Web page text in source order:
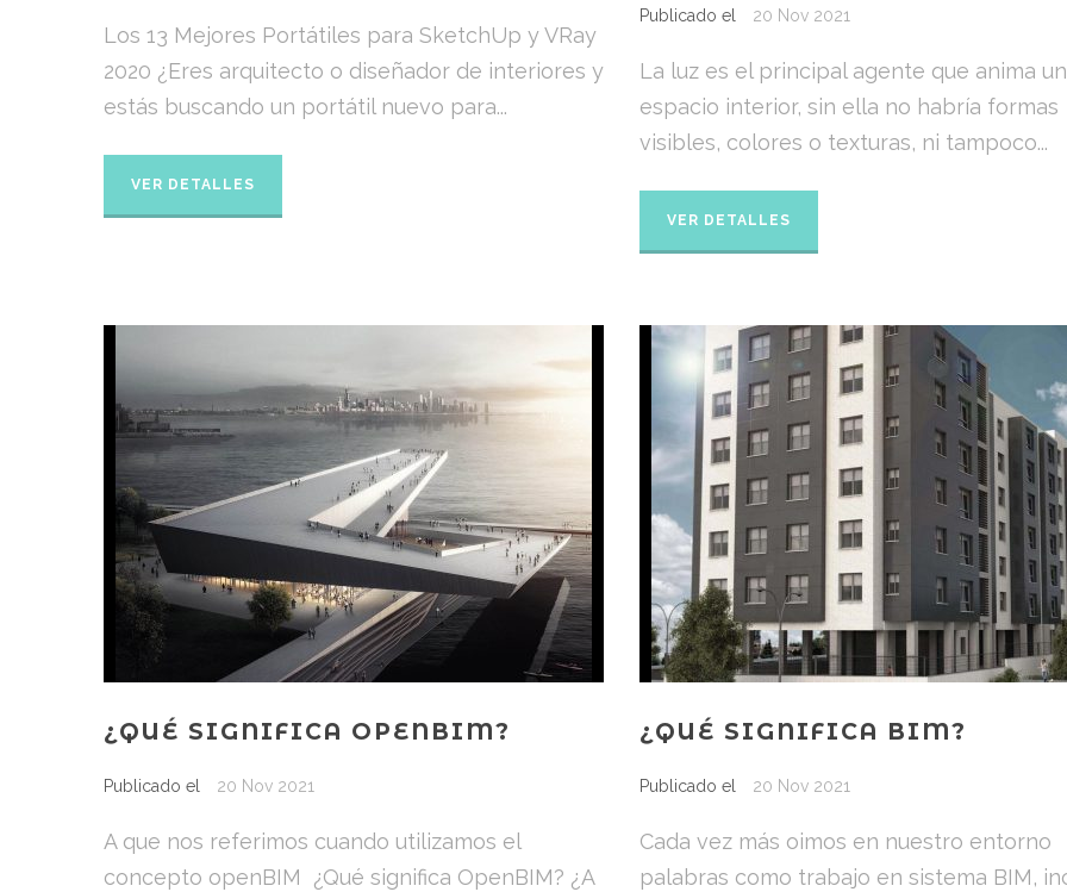
Los 13 Mejores Portátiles para SketchUp y VRay
2020 ¿Eres arquitecto o diseñador de interiores y
estás buscando un portátil nuevo para...
VER DETALLES
Publicado el 20 Nov 2021
La luz es el principal agente que anima un
espacio interior, sin ella no habría formas
visibles, colores o texturas, ni tampoco...
VER DETALLES
¿QUÉ SIGNIFICA OPENBIM?
Publicado el 20 Nov 2021
A que nos referimos cuando utilizamos el
concepto openBIM ¿Qué significa OpenBIM? ¿A
¿QUÉ SIGNIFICA BIM?
Publicado el 20 Nov 2021
Cada vez más oimos en nuestro entorno
palabras como trabajo en sistema BIM,